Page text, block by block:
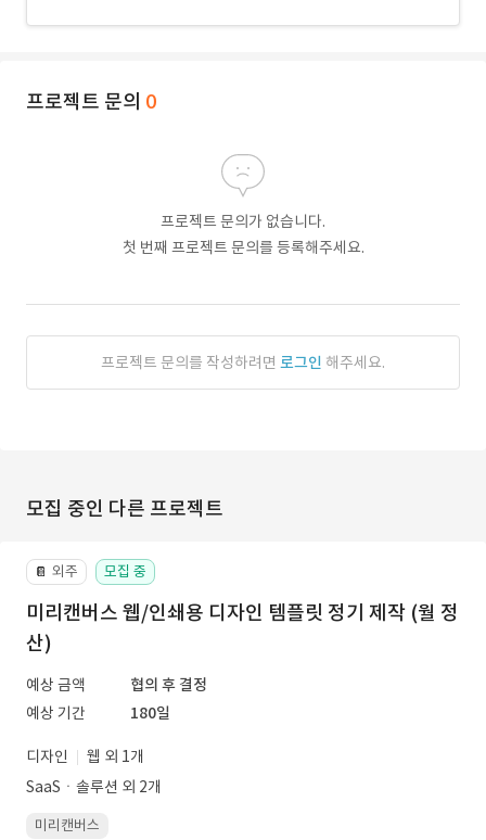
프로젝트 문의 0
프로젝트 문의가 없습니다.
첫 번째 프로젝트 문의를 등록해주세요.
프로젝트 문의를 작성하려면 로그인 해주세요.
모집 중인 다른 프로젝트
📔 외주 모집 중
미리캔버스 웹/인쇄용 디자인 템플릿 정기 제작 (월 정
산)
예상 금액
협의 후 결정
예상 기간
180일
디자인
웹 외 1개
SaaSㆍ솔루션 외 2개
미리캔버스